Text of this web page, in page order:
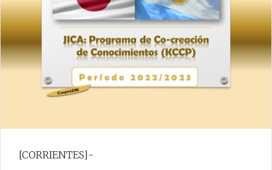
[CORRIENTES]-